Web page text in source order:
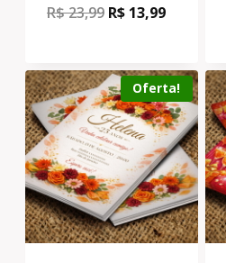
R$23,99 R$ 13,99
Oferta!